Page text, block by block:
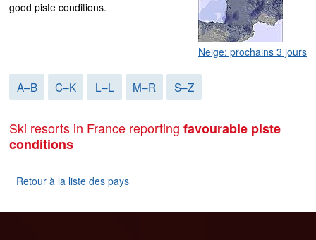
Neige: prochains 3 jours
good piste conditions.
A–B C–K L–L M–R S–Z
Ski resorts in France reporting favourable piste
conditions
Retour à la liste des pays